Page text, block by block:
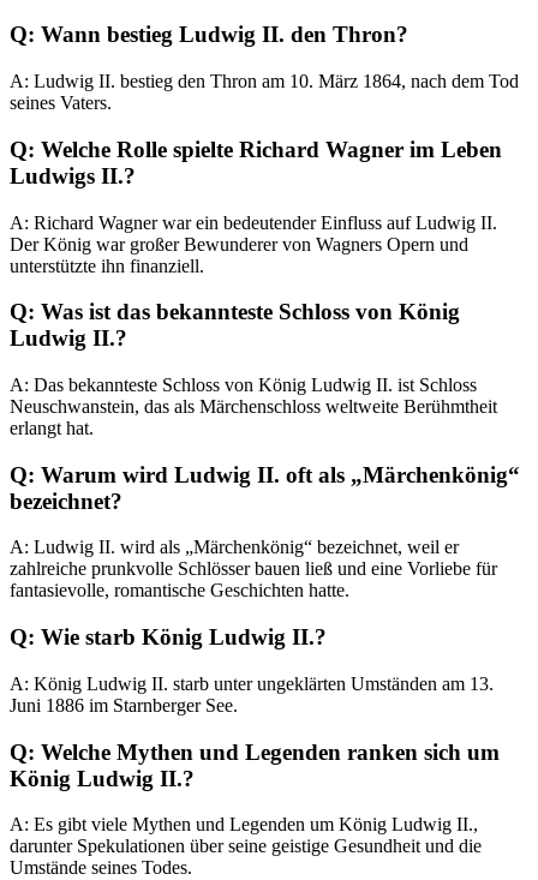
Q: Wann bestieg Ludwig II. den Thron?
A: Ludwig II. bestieg den Thron am 10. März 1864, nach dem Tod
seines Vaters.
Q: Welche Rolle spielte Richard Wagner im Leben
Ludwigs II.?
A: Richard Wagner war ein bedeutender Einfluss auf Ludwig II.
Der König war großer Bewunderer von Wagners Opern und
unterstützte ihn finanziell.
Q: Was ist das bekannteste Schloss von König
Ludwig II.?
A: Das bekannteste Schloss von König Ludwig II. ist Schloss
Neuschwanstein, das als Märchenschloss weltweite Berühmtheit
erlangt hat.
Q: Warum wird Ludwig II. oft als „Märchenkönig“
bezeichnet?
A: Ludwig II. wird als „Märchenkönig“ bezeichnet, weil er
zahlreiche prunkvolle Schlösser bauen ließ und eine Vorliebe für
fantasievolle, romantische Geschichten hatte.
Q: Wie starb König Ludwig II.?
A: König Ludwig II. starb unter ungeklärten Umständen am 13.
Juni 1886 im Starnberger See.
Q: Welche Mythen und Legenden ranken sich um
König Ludwig II.?
A: Es gibt viele Mythen und Legenden um König Ludwig II.,
darunter Spekulationen über seine geistige Gesundheit und die
Umstände seines Todes.